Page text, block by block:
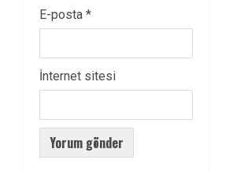
E-posta *
İnternet sitesi